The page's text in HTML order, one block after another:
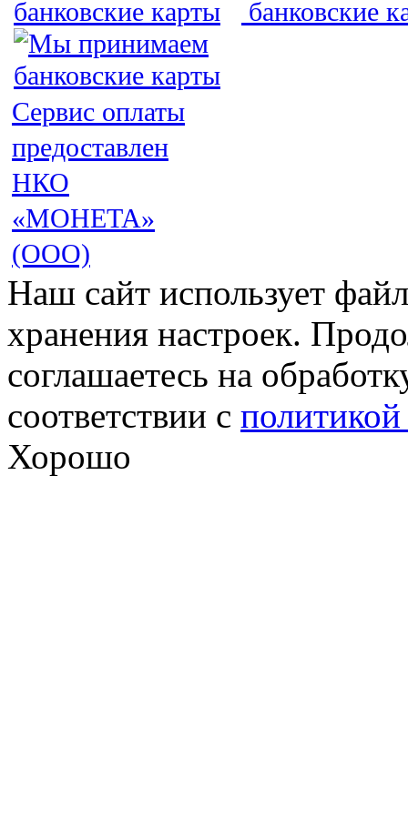
Сервис оплаты
предоставлен
НКО
«МОНЕТА»
(ООО)
Наш сайт использует
хранения настроек.
соглашаетесь на
соответствии с
Хорошо